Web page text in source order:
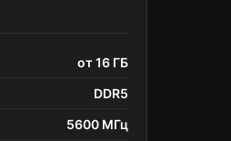
от 16 ГБ
DDR5
5600 МГц